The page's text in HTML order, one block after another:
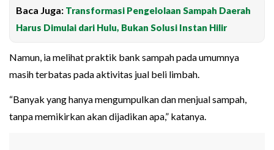
Baca Juga: Transformasi Pengelolaan Sampah Daerah
Harus Dimulai dari Hulu, Bukan Solusi Instan Hilir
Namun, ia melihat praktik bank sampah pada umumnya
masih terbatas pada aktivitas jual beli limbah.
“Banyak yang hanya mengumpulkan dan menjual sampah,
tanpa memikirkan akan dijadikan apa,” katanya.